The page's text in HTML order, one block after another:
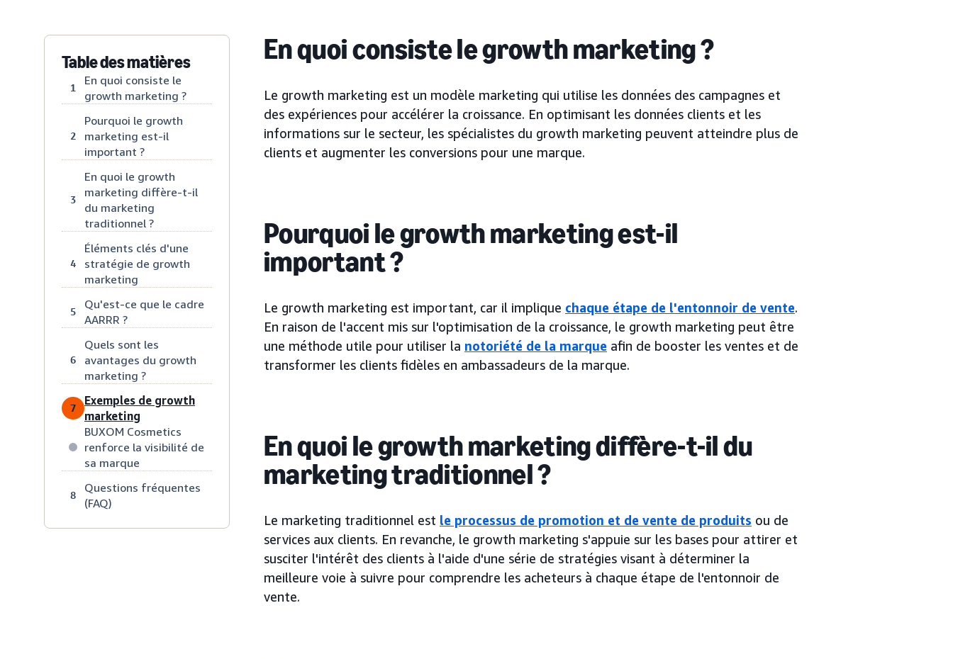
Table des matières
1
En quoi consiste le
growth marketing ?
2
Pourquoi le growth
marketing est-il
important ?
3
En quoi le growth
marketing diffère-t-il
du marketing
traditionnel ?
4
Éléments clés d'une
stratégie de growth
marketing
5
Qu'est-ce que le cadre
AARRR ?
6
Quels sont les
avantages du growth
marketing ?
7
Exemples de growth
marketing
BUXOM Cosmetics
renforce la visibilité de
sa marque
8
Questions fréquentes
(FAQ)
En quoi consiste le growth marketing ?
Le growth marketing est un modèle marketing qui utilise les données des campagnes et
des expériences pour accélérer la croissance. En optimisant les données clients et les
informations sur le secteur, les spécialistes du growth marketing peuvent atteindre plus de
clients et augmenter les conversions pour une marque.
Pourquoi le growth marketing est-il
important ?
Le growth marketing est important, car il implique chaque étape de l'entonnoir de vente.
En raison de l'accent mis sur l'optimisation de la croissance, le growth marketing peut être
une méthode utile pour utiliser la notoriété de la marque afin de booster les ventes et de
transformer les clients fidèles en ambassadeurs de la marque.
En quoi le growth marketing diffère-t-il du
marketing traditionnel ?
Le marketing traditionnel est le processus de promotion et de vente de produits ou de
services aux clients. En revanche, le growth marketing s'appuie sur les bases pour attirer et
susciter l'intérêt des clients à l'aide d'une série de stratégies visant à déterminer la
meilleure voie à suivre pour comprendre les acheteurs à chaque étape de l'entonnoir de
vente.